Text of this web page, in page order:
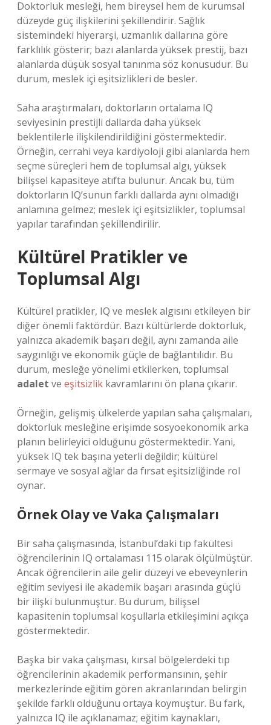
Doktorluk mesleği, hem bireysel hem de kurumsal
düzeyde güç ilişkilerini şekillendirir. Sağlık
sistemindeki hiyerarşi, uzmanlık dallarına göre
farklılık gösterir; bazı alanlarda yüksek prestij, bazı
alanlarda düşük sosyal tanınma söz konusudur. Bu
durum, meslek içi eşitsizlikleri de besler.
Saha araştırmaları, doktorların ortalama IQ
seviyesinin prestijli dallarda daha yüksek
beklentilerle ilişkilendirildiğini göstermektedir.
Örneğin, cerrahi veya kardiyoloji gibi alanlarda hem
seçme süreçleri hem de toplumsal algı, yüksek
bilişsel kapasiteye atıfta bulunur. Ancak bu, tüm
doktorların IQ’sunun farklı dallarda aynı olmadığı
anlamına gelmez; meslek içi eşitsizlikler, toplumsal
yapılar tarafından şekillendirilir.
Kültürel Pratikler ve
Toplumsal Algı
Kültürel pratikler, IQ ve meslek algısını etkileyen bir
diğer önemli faktördür. Bazı kültürlerde doktorluk,
yalnızca akademik başarı değil, aynı zamanda aile
saygınlığı ve ekonomik güçle de bağlantılıdır. Bu
durum, mesleğe yönelimi etkilerken, toplumsal
adalet ve eşitsizlik kavramlarını ön plana çıkarır.
Örneğin, gelişmiş ülkelerde yapılan saha çalışmaları,
doktorluk mesleğine erişimde sosyoekonomik arka
planın belirleyici olduğunu göstermektedir. Yani,
yüksek IQ tek başına yeterli değildir; kültürel
sermaye ve sosyal ağlar da fırsat eşitsizliğinde rol
oynar.
Örnek Olay ve Vaka Çalışmaları
Bir saha çalışmasında, İstanbul’daki tıp fakültesi
öğrencilerinin IQ ortalaması 115 olarak ölçülmüştür.
Ancak öğrencilerin aile gelir düzeyi ve ebeveynlerin
eğitim seviyesi ile akademik başarı arasında güçlü
bir ilişki bulunmuştur. Bu durum, bilişsel
kapasitenin toplumsal koşullarla etkileşimini açıkça
göstermektedir.
Başka bir vaka çalışması, kırsal bölgelerdeki tıp
öğrencilerinin akademik performansının, şehir
merkezlerinde eğitim gören akranlarından belirgin
şekilde farklı olduğunu ortaya koymuştur. Bu fark,
yalnızca IQ ile açıklanamaz; eğitim kaynakları,